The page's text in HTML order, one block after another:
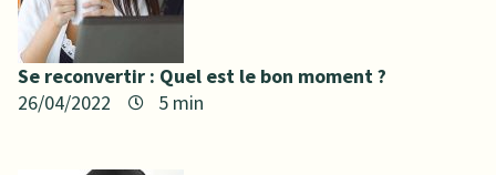
Se reconvertir : Quel est le bon moment ?
26/04/2022